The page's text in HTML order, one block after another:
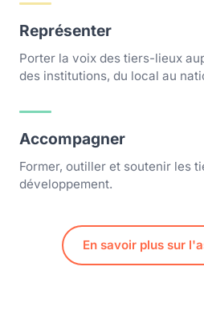
Représenter
Porter la voix des tiers-lieux
des institutions, du local au
Accompagner
Former, outiller et soutenir les
développement.
En savoir plus sur